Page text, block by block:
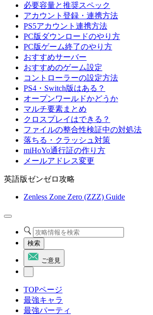
必要容量と推奨スペック
アカウント登録・連携方法
PS5アカウント連携方法
PC版ダウンロードのやり方
PC版ゲーム終了のやり方
おすすめサーバー
おすすめのゲーム設定
コントローラーの設定方法
PS4・Switch版はある？
オープンワールドかどうか
マルチ要素まとめ
クロスプレイはできる？
ファイルの整合性検証中の対処法
落ちる・クラッシュ対策
miHoYo通行証の作り方
メールアドレス変更
英語版ゼンゼロ攻略
Zenless Zone Zero (ZZZ) Guide
検索
ご意見
TOPページ
最強キャラ
最強パーティ